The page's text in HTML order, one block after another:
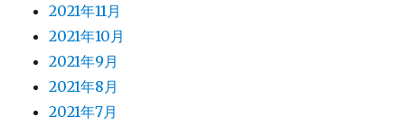
2021年11月
2021年10月
2021年9月
2021年8月
2021年7月